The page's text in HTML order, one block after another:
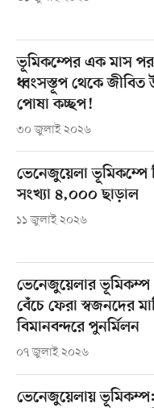
ভূমিকম্পের এক মাস পর
ধ্বংসস্তূপ থেকে জীবিত
পোষা কচ্ছপ!
৩০ জুলাই ২০২৬
ভেনেজুয়েলা ভূমিকম্পে
সংখ্যা ৪,০০০ ছাড়াল
১১ জুলাই ২০২৬
ভেনেজুয়েলার ভূমিকম্প
বেঁচে ফেরা স্বজনদের
বিমানবন্দরে পুনর্মিলন
০৭ জুলাই ২০২৬
ভেনেজুয়েলায়